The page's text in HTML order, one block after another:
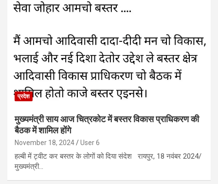
प्रदेश
मुख्यमंत्री साय आज चित्रकोट में बस्तर विकास प्राधिकरण की
बैठक में शामिल होंगे
November 18, 2024 User 6
हल्बी में ट्वीट कर बस्तर के लोगों को दिया संदेश रायपुर, 18 नवंबर 2024/
मुख्यमंत्री…